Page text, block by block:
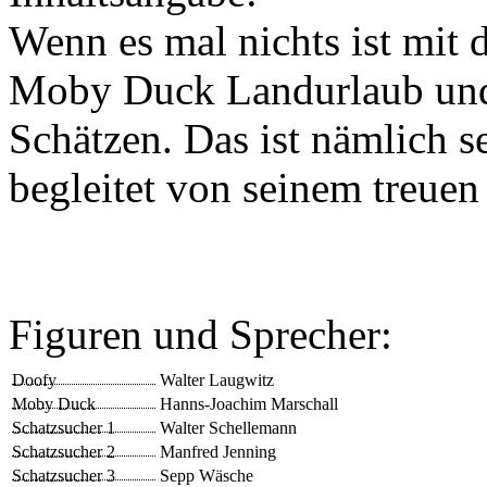
Wenn es mal nichts ist mit
Moby Duck Landurlaub
Schätzen. Das ist nämlich
begleitet von seinem
Figuren und Sprecher:
Doofy
Walter Laugwitz
Moby Duck
Hanns-Joachim Marschall
Schatzsucher 1
Walter Schellemann
Schatzsucher 2
Manfred Jenning
Schatzsucher 3
Sepp Wäsche